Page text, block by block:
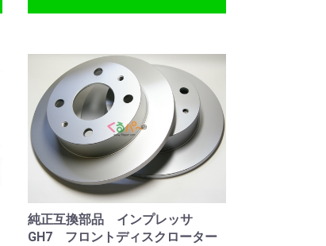
純正互換部品 インプレッサ
GH7 フロントディスクローター